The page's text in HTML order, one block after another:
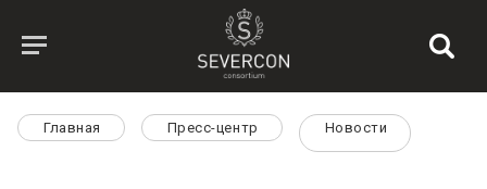
Главная Пресс-центр Новости